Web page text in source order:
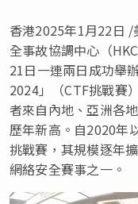
香港2025年1月22日 /
全事故協調中心（
21日一連兩日成功舉
2024」（CTF挑戰賽
者來自內地、亞洲各
歷年新高。自2020年
挑戰賽，其規模逐年
網絡安全賽事之一。